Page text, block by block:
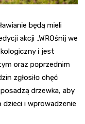
będą mieli
akcji „WROśnij we
i jest
oraz poprzednim
zgłosiło chęć
drzewka, aby
i wprowadzenie